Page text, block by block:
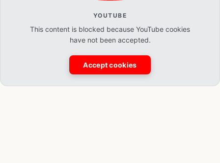
YOUTUBE
This content is blocked because YouTube cookies
have not been accepted.
Accept cookies